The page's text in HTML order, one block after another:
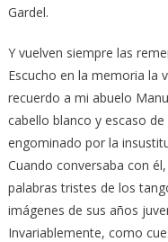
Gardel.
Y vuelven siempre las
Escucho en la memoria la
recuerdo a mi abuelo
cabello blanco y escaso
engominado por la
Cuando conversaba con
palabras tristes de los
imágenes de sus años
Invariablemente, como